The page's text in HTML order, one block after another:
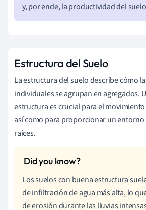
y, por ende, la productividad del
Estructura del Suelo
La estructura del suelo describe cómo
individuales se agrupan en agregados.
estructura es crucial para el movimiento
así como para proporcionar un
raíces.
Los suelos con buena estructura
de infiltración de agua más alta, lo
de erosión durante las lluvias